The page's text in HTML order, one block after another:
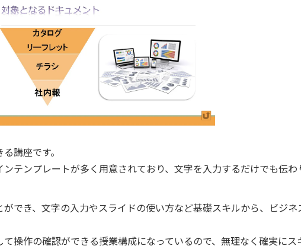
講座です。
テンプレートが多く用意されており、文字を入力するだけでも伝
でき、文字の入力やスライドの使い方など基礎スキルから、ビジ
操作の確認ができる授業構成になっているので、無理なく確実にス